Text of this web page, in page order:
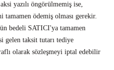
yazılı öngörülmemiş ise,
ödemiş olması gerekir.
bedeli SATICI'ya tamamen
gelen taksit tutarı tediye
olarak sözleşmeyi iptal edebilir